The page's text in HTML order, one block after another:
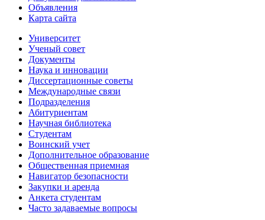
Объявления
Карта сайта
Университет
Ученый совет
Документы
Наука и инновации
Диссертационные советы
Международные связи
Подразделения
Абитуриентам
Научная библиотека
Студентам
Воинский учет
Дополнительное образование
Общественная приемная
Навигатор безопасности
Закупки и аренда
Анкета студентам
Часто задаваемые вопросы